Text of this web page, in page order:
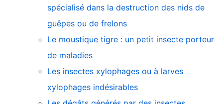
spécialisé dans la destruction des nids de
guêpes ou de frelons
Le moustique tigre : un petit insecte porteur
de maladies
Les insectes xylophages ou à larves
xylophages indésirables